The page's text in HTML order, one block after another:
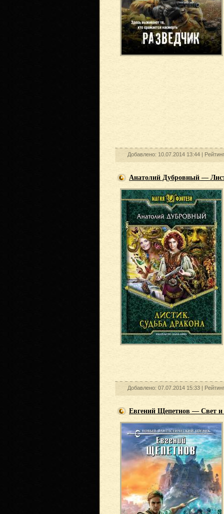
Добавлено: 10.07.2014 13:44 |
Анатолий Дубровный —
Добавлено: 07.07.2014 15:33 |
Евгений Щепетнов — Свет и